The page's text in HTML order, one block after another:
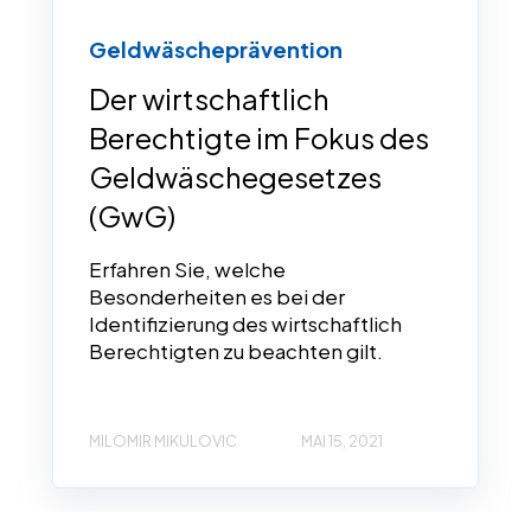
Geldwäscheprävention
Der wirtschaftlich
Berechtigte im Fokus des
Geldwäschegesetzes
(GwG)
Erfahren Sie, welche
Besonderheiten es bei der
Identifizierung des wirtschaftlich
Berechtigten zu beachten gilt.
MILOMIR MIKULOVIC MAI 15, 2021